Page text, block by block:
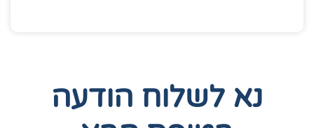
נא לשלוח הודעה